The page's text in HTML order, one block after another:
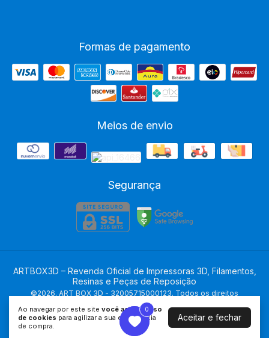
Ao navegar por este site você aceita o uso
de cookies para agilizar a sua experiência
de compra.
Aceitar e fechar
Formas de pagamento
Meios de envio
Segurança
ARTBOX3D – Revenda Oficial de Impressoras 3D, Filamentos,
Resinas e Peças de Reposição
©2026. ART BOX 3D - 32005715000123. Todos os direitos
reservados.
0
0